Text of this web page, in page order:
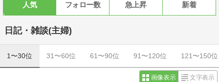
人気 フォロー数 急上昇 新着
日記・雑談(主婦)
1〜30位 31〜60位 61〜90位 91〜120位 121〜150位
画像表示 文字表示